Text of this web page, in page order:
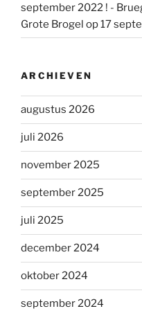
september 2022 ! -
Grote Brogel op 17
ARCHIEVEN
augustus 2026
juli 2026
november 2025
september 2025
juli 2025
december 2024
oktober 2024
september 2024